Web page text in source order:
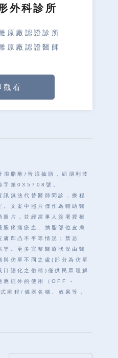
外科診所
原廠認證診所
原廠認證醫師
觀看
浪脂雕/音浪抽脂，紐朋利波
字第035708號。
無法代替醫師問診，療程
。文案中照片僅作為輔助醫
片，並經當事人簽署授權
脹疼痛瘀血、抽脂部位皮膚
凹凸不平等情況；禁忌
等。更多完整醫療狀況由醫
與仿單不同之處(部分為仿單
口語化之俗稱)僅供民眾理解
應症外的使用（OFF -
療程/儀器名稱、效果等，